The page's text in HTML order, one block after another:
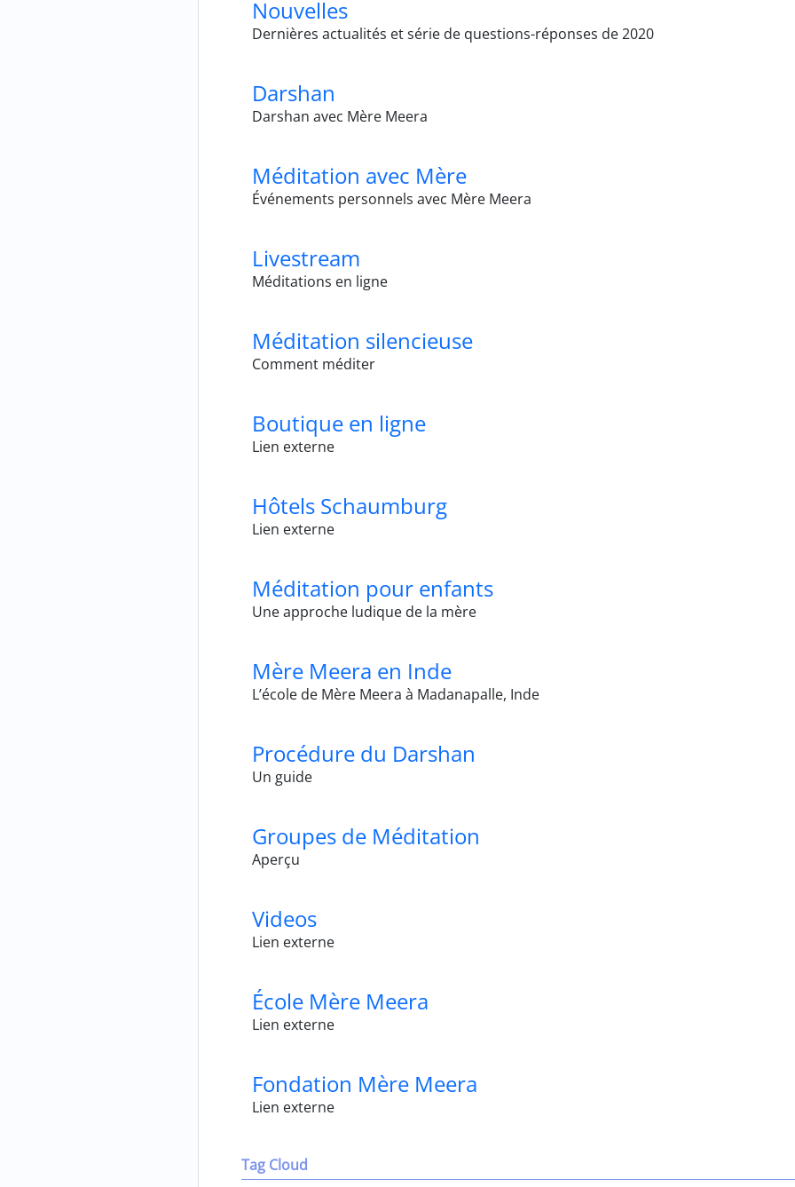
Nouvelles
Dernières actualités et série de questions-réponses de 2020
Darshan
Darshan avec Mère Meera
Méditation avec Mère
Événements personnels avec Mère Meera
Livestream
Méditations en ligne
Méditation silencieuse
Comment méditer
Boutique en ligne
Lien externe
Hôtels Schaumburg
Lien externe
Méditation pour enfants
Une approche ludique de la mère
Mère Meera en Inde
L’école de Mère Meera à Madanapalle, Inde
Procédure du Darshan
Un guide
Groupes de Méditation
Aperçu
Videos
Lien externe
École Mère Meera
Lien externe
Fondation Mère Meera
Lien externe
Tag Cloud